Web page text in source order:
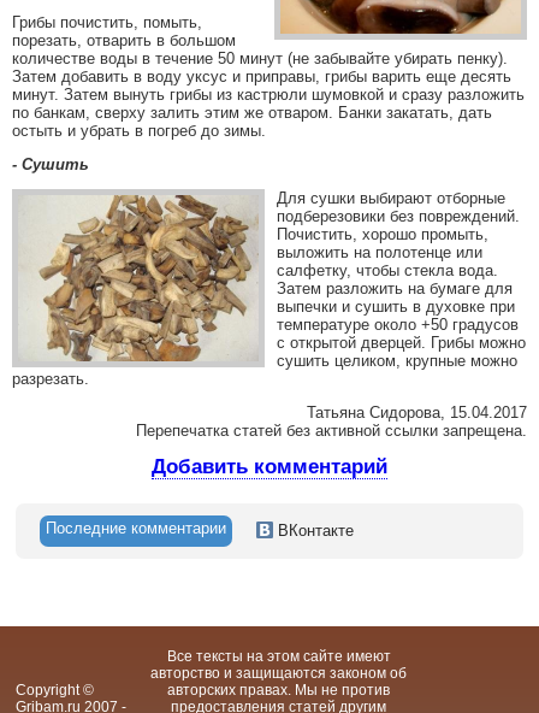
Грибы почистить, помыть,
порезать, отварить в большом
количестве воды в течение 50 минут (не забывайте убирать пенку).
Затем добавить в воду уксус и приправы, грибы варить еще десять
минут. Затем вынуть грибы из кастрюли шумовкой и сразу разложить
по банкам, сверху залить этим же отваром. Банки закатать, дать
остыть и убрать в погреб до зимы.
- Сушить
Для сушки выбирают отборные
подберезовики без повреждений.
Почистить, хорошо промыть,
выложить на полотенце или
салфетку, чтобы стекла вода.
Затем разложить на бумаге для
выпечки и сушить в духовке при
температуре около +50 градусов
с открытой дверцей. Грибы можно
сушить целиком, крупные можно
разрезать.
Татьяна Сидорова, 15.04.2017
Перепечатка статей без активной ссылки запрещена.
Добавить комментарий
Последние комментарии ВКонтакте
Copyright ©
Gribam.ru 2007 -
Все тексты на этом сайте имеют
авторство и защищаются законом об
авторских правах. Мы не против
предоставления статей другим